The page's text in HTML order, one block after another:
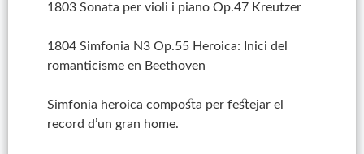
1803 Sonata per violi i piano Op.47 Kreutzer
1804 Simfonia N3 Op.55 Heroica: Inici del
romanticisme en Beethoven
Simfonia heroica composta per festejar el
record d’un gran home.